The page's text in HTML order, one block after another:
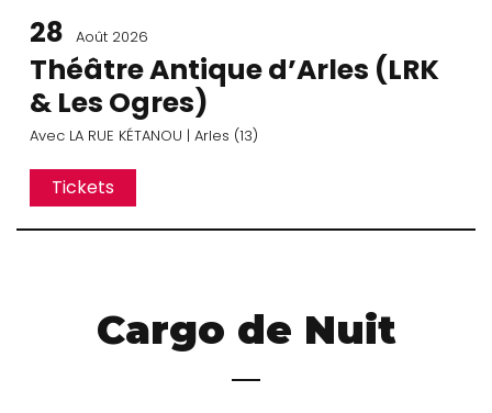
28 Août 2026
Théâtre Antique d’Arles (LRK
& Les Ogres)
Avec LA RUE KÉTANOU | Arles (13)
Tickets
Cargo de Nuit